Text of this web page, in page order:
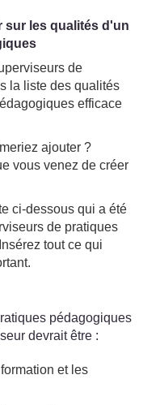
sur les qualités d'un
de
la liste des qualités
efficace
ajouter ?
vous venez de créer
ci-dessous qui a été
de pratiques
tout ce qui
pédagogiques
devrait être :
et les